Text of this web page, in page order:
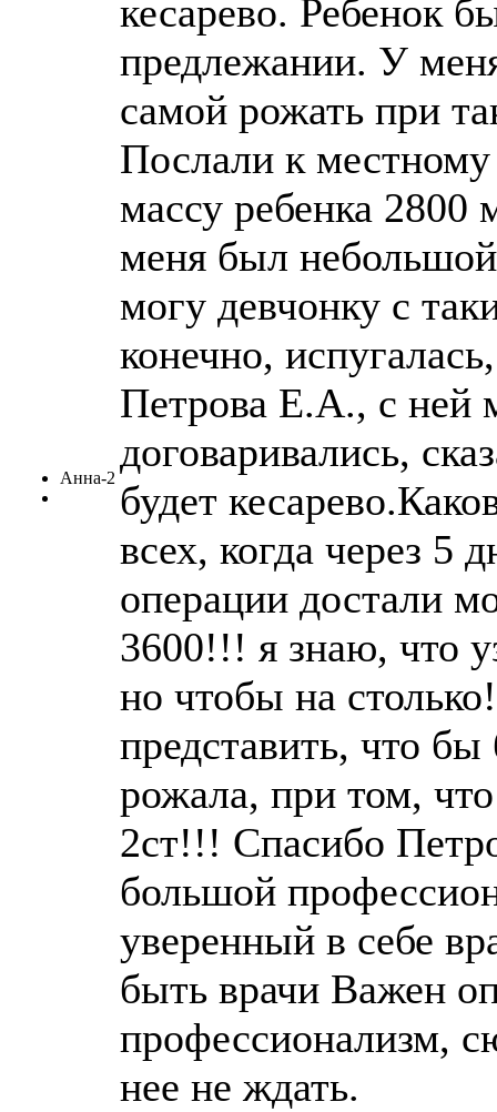
Анна-2
кесарево. Ребенок
предлежании. У
самой рожать при
Послали к местному
массу ребенка
меня был
могу девчонку с
конечно,
Петрова Е.А., с ней
договаривались,
будет
всех, когда через 5
операции достали
3600!!! я знаю, что
но чтобы на
представить, что
рожала, при том,
2ст!!! Спасибо
большой
уверенный в себе
быть врачи Важен
профессионализм,
нее не ждать.